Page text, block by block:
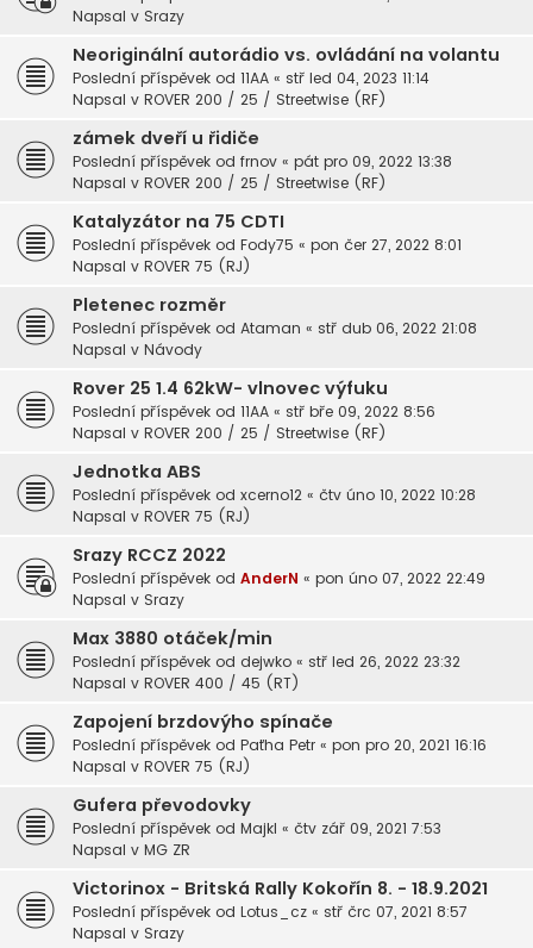
Napsal v Srazy
Neoriginální autorádio vs. ovládání na volantu
Poslední příspěvek od 11AA « stř led 04, 2023 11:14
Napsal v ROVER 200 / 25 / Streetwise (RF)
zámek dveří u řidiče
Poslední příspěvek od frnov « pát pro 09, 2022 13:38
Napsal v ROVER 200 / 25 / Streetwise (RF)
Katalyzátor na 75 CDTI
Poslední příspěvek od Fody75 « pon čer 27, 2022 8:01
Napsal v ROVER 75 (RJ)
Pletenec rozměr
Poslední příspěvek od Ataman « stř dub 06, 2022 21:08
Napsal v Návody
Rover 25 1.4 62kW- vlnovec výfuku
Poslední příspěvek od 11AA « stř bře 09, 2022 8:56
Napsal v ROVER 200 / 25 / Streetwise (RF)
Jednotka ABS
Poslední příspěvek od xcerno12 « čtv úno 10, 2022 10:28
Napsal v ROVER 75 (RJ)
Srazy RCCZ 2022
Poslední příspěvek od AnderN « pon úno 07, 2022 22:49
Napsal v Srazy
Max 3880 otáček/min
Poslední příspěvek od dejwko « stř led 26, 2022 23:32
Napsal v ROVER 400 / 45 (RT)
Zapojení brzdovýho spínače
Poslední příspěvek od Paťha Petr « pon pro 20, 2021 16:16
Napsal v ROVER 75 (RJ)
Gufera převodovky
Poslední příspěvek od Majkl « čtv zář 09, 2021 7:53
Napsal v MG ZR
Victorinox - Britská Rally Kokořín 8. - 18.9.2021
Poslední příspěvek od Lotus_cz « stř črc 07, 2021 8:57
Napsal v Srazy